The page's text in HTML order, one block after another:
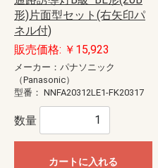
形)片面型セット(右矢印パ
ネル付)
販売価格: ￥15,923
メーカー：パナソニック
（Panasonic）
型番： NNFA20312LE1-FK20317
数量
カートに入れる